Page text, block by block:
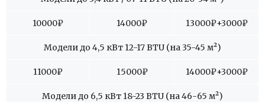
10000₽ 14000₽ 13000₽+3000₽
Модели до 4,5 кВт 12-17 BTU (на 35-45 м²)
11000₽ 15000₽ 14000₽+3000₽
Модели до 6,5 кВт 18-23 BTU (на 46-65 м²)